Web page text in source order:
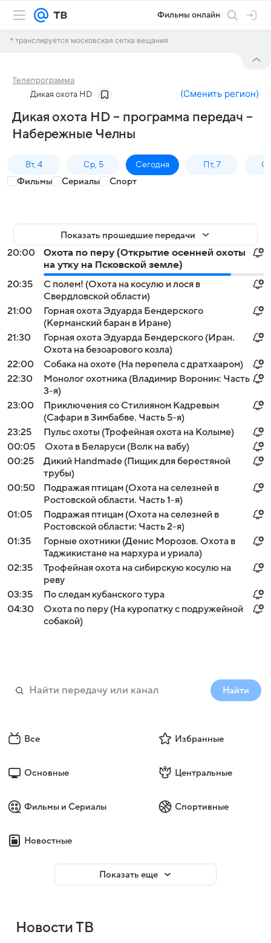
Фильмы онлайн
* транслируется московская сетка вещания
Телепрограмма
Дикая охота HD (Сменить регион)
Дикая охота HD – программа передач –
Набережные Челны
Вт, 4 Ср, 5 Сегодня Пт, 7
Фильмы Сериалы Спорт
Показать прошедшие передачи
20:00
Охота по перу (Открытие осенней охоты
на утку на Псковской земле)
20:35
С полем! (Охота на косулю и лося в
Свердловской области)
21:00
Горная охота Эдуарда Бендерского
(Керманский баран в Иране)
21:30
Горная охота Эдуарда Бендерского (Иран.
Охота на безоарового козла)
22:00
Собака на охоте (На перепела с дратхааром)
22:30
Монолог охотника (Владимир Воронин: Часть
3-я)
23:00
Приключения со Стилияном Кадревым
(Сафари в Зимбабве. Часть 5-я)
23:25
Пульс охоты (Трофейная охота на Колыме)
00:05
Охота в Беларуси (Волк на вабу)
00:25
Дикий Handmade (Пищик для берестяной
трубы)
00:50
Подражая птицам (Охота на селезней в
Ростовской области. Часть 1-я)
01:05
Подражая птицам (Охота на селезней в
Ростовской области: Часть 2-я)
01:35
Горные охотники (Денис Морозов. Охота в
Таджикистане на мархура и уриала)
02:35
Трофейная охота на сибирскую косулю на
реву
03:35
По следам кубанского тура
04:30
Охота по перу (На куропатку с подружейной
собакой)
Найти
Все Избранные
Основные Центральные
Фильмы и Сериалы Спортивные
Новостные
Показать еще
Новости ТВ